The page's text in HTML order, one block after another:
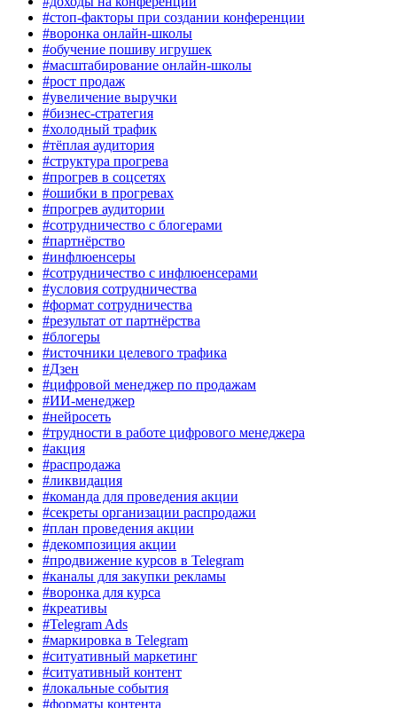
#стоп-факторы при создании конференции
#воронка онлайн-школы
#обучение пошиву игрушек
#масштабирование онлайн-школы
#рост продаж
#увеличение выручки
#бизнес-стратегия
#холодный трафик
#тёплая аудитория
#структура прогрева
#прогрев в соцсетях
#ошибки в прогревах
#прогрев аудитории
#сотрудничество с блогерами
#партнёрство
#инфлюенсеры
#сотрудничество с инфлюенсерами
#условия сотрудничества
#формат сотрудничества
#результат от партнёрства
#блогеры
#источники целевого трафика
#Дзен
#цифровой менеджер по продажам
#ИИ-менеджер
#нейросеть
#трудности в работе цифрового менеджера
#акция
#распродажа
#ликвидация
#команда для проведения акции
#секреты организации распродажи
#план проведения акции
#декомпозиция акции
#продвижение курсов в Telegram
#каналы для закупки рекламы
#воронка для курса
#креативы
#Telegram Ads
#маркировка в Telegram
#ситуативный маркетинг
#ситуативный контент
#локальные события
#форматы контента